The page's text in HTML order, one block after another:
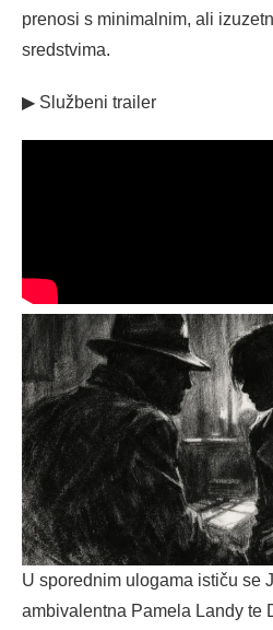
prenosi s minimalnim, ali
sredstvima.
▶ Službeni trailer
U sporednim ulogama ističu se
ambivalentna Pamela Landy te